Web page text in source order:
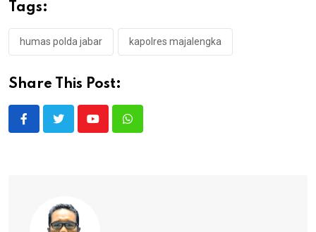
Tags:
humas polda jabar kapolres majalengka
Share This Post:
YoutubeWhatsapp